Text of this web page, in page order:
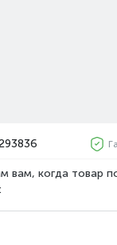
вам, когда товар